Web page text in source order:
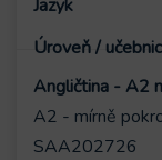
Angličtina - A2
A2 - mírně
SAA202726